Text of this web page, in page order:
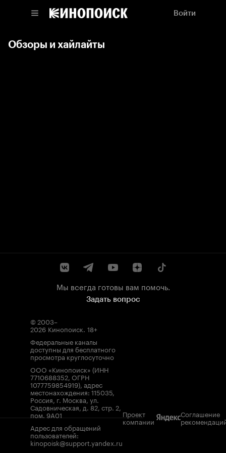
Войти
Обзоры и хайлайты
Мы всегда готовы вам помочь.
Задать вопрос
© 2003–
2026 Кинопоиск. 18+
Федеральные каналы
доступны для бесплатного
просмотра круглосуточно
ООО «Кинопоиск» (ИНН
7710688352, ОГРН
1077759854919), адрес
местонахождения: 115035,
Россия, г. Москва, ул.
Садовническая, д. 82, стр. 2,
пом. 9А01
Адрес для обращений
пользователей:
kinopoisk@support.yandex.ru
Проект
компании
Соглашение